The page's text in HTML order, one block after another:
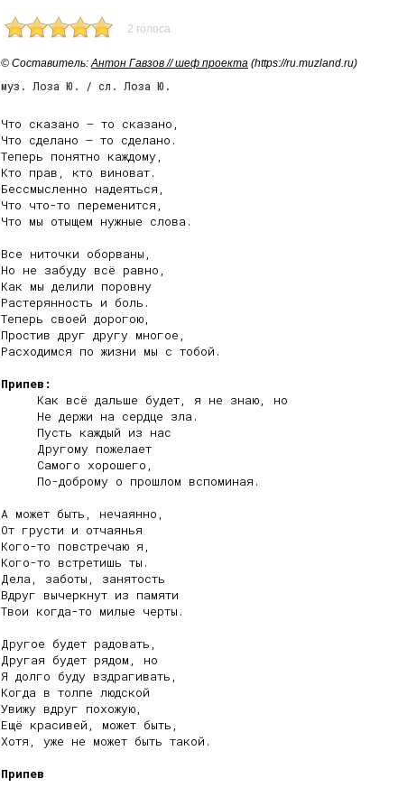
2 голоса
© Cоставитель:Антон Гавзов // шеф проекта (https://ru.muzland.ru)
муз. Лоза Ю. / сл. Лоза Ю.
Что сказано – то сказано,
Что сделано – то сделано.
Теперь понятно каждому,
Кто прав, кто виноват.
Бессмысленно надеяться,
Что что-то переменится,
Что мы отыщем нужные слова.
Все ниточки оборваны,
Но не забуду всё равно,
Как мы делили поровну
Растерянность и боль.
Теперь своей дорогою,
Простив друг другу многое,
Расходимся по жизни мы с тобой.
Припев:
     Как всё дальше будет, я не знаю, но
     Не держи на сердце зла.
     Пусть каждый из нас
     Другому пожелает
     Самого хорошего,
     По-доброму о прошлом вспоминая.
А может быть, нечаянно,
От грусти и отчаянья
Кого-то повстречаю я,
Кого-то встретишь ты.
Дела, заботы, занятость
Вдруг вычеркнут из памяти
Твои когда-то милые черты.
Другое будет радовать,
Другая будет рядом, но
Я долго буду вздрагивать,
Когда в толпе людской
Увижу вдруг похожую,
Ещё красивей, может быть,
Хотя, уже не может быть такой.
Припев